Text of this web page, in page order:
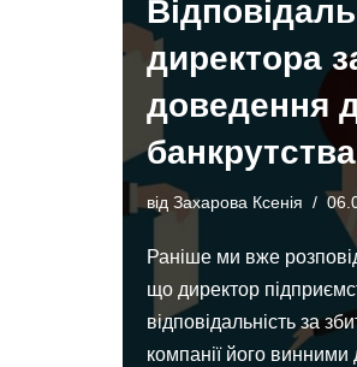
директора
доведення
банкрутства
від Захарова Ксенія
Раніше ми вже
що директор
відповідальність за
компанії його винними